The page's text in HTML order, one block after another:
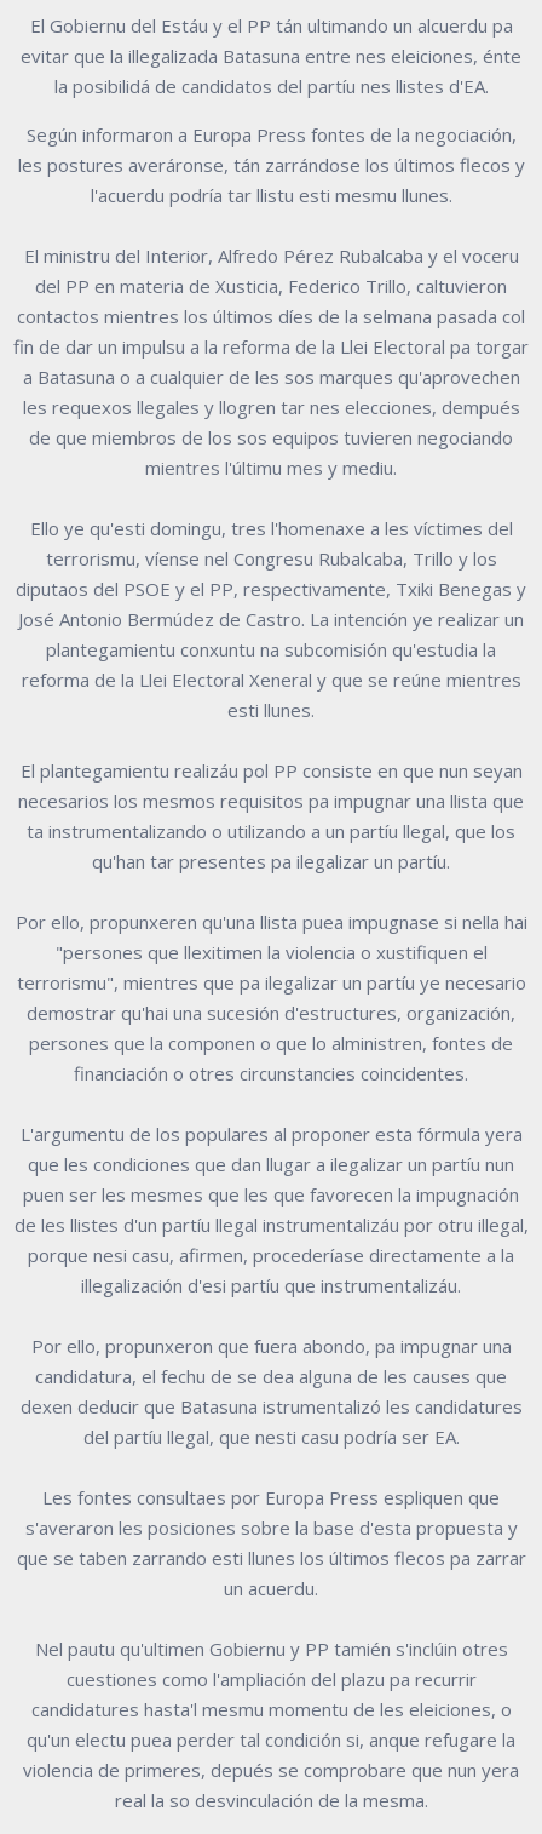
El Gobiernu del Estáu y el PP tán ultimando un alcuerdu pa
evitar que la illegalizada Batasuna entre nes eleiciones, énte
la posibilidá de candidatos del partíu nes llistes d'EA.
Según informaron a Europa Press fontes de la negociación,
les postures averáronse, tán zarrándose los últimos flecos y
l'acuerdu podría tar llistu esti mesmu llunes.
El ministru del Interior, Alfredo Pérez Rubalcaba y el voceru
del PP en materia de Xusticia, Federico Trillo, caltuvieron
contactos mientres los últimos díes de la selmana pasada col
fin de dar un impulsu a la reforma de la Llei Electoral pa torgar
a Batasuna o a cualquier de les sos marques qu'aprovechen
les requexos llegales y llogren tar nes elecciones, dempués
de que miembros de los sos equipos tuvieren negociando
mientres l'últimu mes y mediu.
Ello ye qu'esti domingu, tres l'homenaxe a les víctimes del
terrorismu, víense nel Congresu Rubalcaba, Trillo y los
diputaos del PSOE y el PP, respectivamente, Txiki Benegas y
José Antonio Bermúdez de Castro. La intención ye realizar un
plantegamientu conxuntu na subcomisión qu'estudia la
reforma de la Llei Electoral Xeneral y que se reúne mientres
esti llunes.
El plantegamientu realizáu pol PP consiste en que nun seyan
necesarios los mesmos requisitos pa impugnar una llista que
ta instrumentalizando o utilizando a un partíu llegal, que los
qu'han tar presentes pa ilegalizar un partíu.
Por ello, propunxeren qu'una llista puea impugnase si nella hai
"persones que llexitimen la violencia o xustifiquen el
terrorismu", mientres que pa ilegalizar un partíu ye necesario
demostrar qu'hai una sucesión d'estructures, organización,
persones que la componen o que lo alministren, fontes de
financiación o otres circunstancies coincidentes.
L'argumentu de los populares al proponer esta fórmula yera
que les condiciones que dan llugar a ilegalizar un partíu nun
puen ser les mesmes que les que favorecen la impugnación
de les llistes d'un partíu llegal instrumentalizáu por otru illegal,
porque nesi casu, afirmen, procederíase directamente a la
illegalización d'esi partíu que instrumentalizáu.
Por ello, propunxeron que fuera abondo, pa impugnar una
candidatura, el fechu de se dea alguna de les causes que
dexen deducir que Batasuna istrumentalizó les candidatures
del partíu llegal, que nesti casu podría ser EA.
Les fontes consultaes por Europa Press espliquen que
s'averaron les posiciones sobre la base d'esta propuesta y
que se taben zarrando esti llunes los últimos flecos pa zarrar
un acuerdu.
Nel pautu qu'ultimen Gobiernu y PP tamién s'inclúin otres
cuestiones como l'ampliación del plazu pa recurrir
candidatures hasta'l mesmu momentu de les eleiciones, o
qu'un electu puea perder tal condición si, anque refugare la
violencia de primeres, depués se comprobare que nun yera
real la so desvinculación de la mesma.